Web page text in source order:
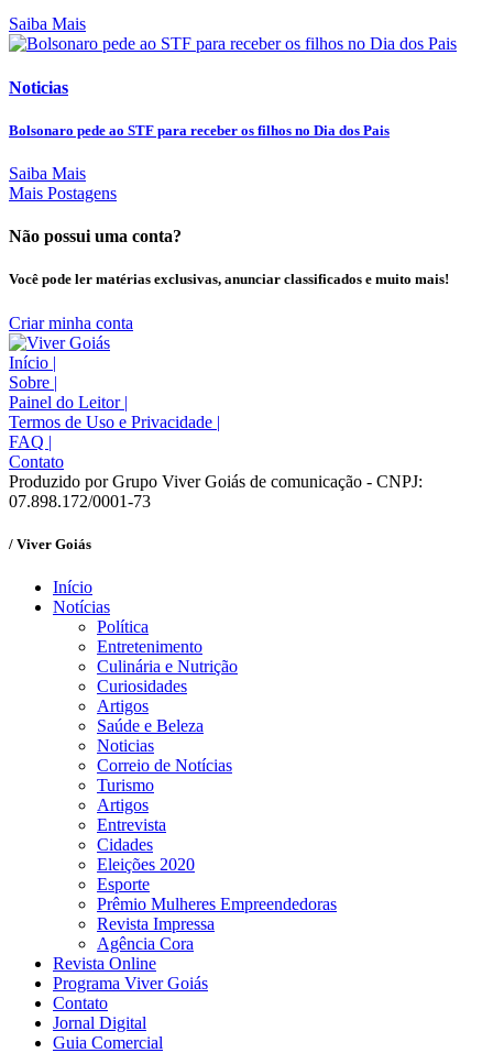
Saiba Mais
Noticias
Bolsonaro pede ao STF para receber os filhos no Dia dos Pais
Saiba Mais
Mais Postagens
Não possui uma conta?
Você pode ler matérias exclusivas, anunciar classificados e muito mais!
Criar minha conta
Início |
Sobre |
Painel do Leitor |
Termos de Uso e Privacidade |
FAQ |
Contato
Produzido por Grupo Viver Goiás de comunicação - CNPJ:
07.898.172/0001-73
/ Viver Goiás
Início
Notícias
Política
Entretenimento
Culinária e Nutrição
Curiosidades
Artigos
Saúde e Beleza
Noticias
Correio de Notícias
Turismo
Artigos
Entrevista
Cidades
Eleições 2020
Esporte
Prêmio Mulheres Empreendedoras
Revista Impressa
Agência Cora
Revista Online
Programa Viver Goiás
Contato
Jornal Digital
Guia Comercial